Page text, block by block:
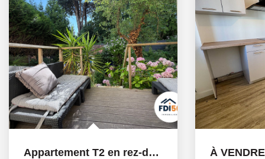
Appartement T2 en rez-de-chaussée à Lorient - grand...